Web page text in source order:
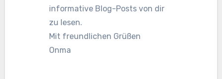
informative Blog-Posts von dir
zu lesen.
Mit freundlichen Grüßen
Onma